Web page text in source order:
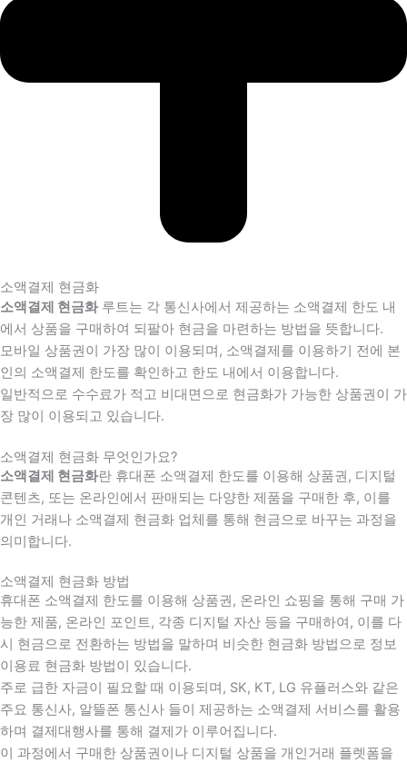
소액결제 현금화
소액결제 현금화루트는 각 통신사에서 제공하는 소액결제 한도 내
에서 상품을 구매하여 되팔아 현금을 마련하는 방법을 뜻합니다.
모바일 상품권이 가장 많이 이용되며, 소액결제를 이용하기 전에 본
인의 소액결제 한도를 확인하고 한도 내에서 이용합니다.
일반적으로 수수료가 적고 비대면으로 현금화가 가능한 상품권이 가
장 많이 이용되고 있습니다.
소액결제 현금화 무엇인가요?
소액결제 현금화란 휴대폰 소액결제 한도를 이용해 상품권, 디지털
콘텐츠, 또는 온라인에서 판매되는 다양한 제품을 구매한 후, 이를
개인 거래나 소액결제 현금화 업체를 통해 현금으로 바꾸는 과정을
의미합니다.
소액결제 현금화 방법
휴대폰 소액결제 한도를 이용해 상품권, 온라인 쇼핑을 통해 구매 가
능한 제품, 온라인 포인트, 각종 디지털 자산 등을 구매하여, 이를 다
시 현금으로 전환하는 방법을 말하며 비슷한 현금화 방법으로 정보
이용료 현금화 방법이 있습니다.
주로 급한 자금이 필요할 때 이용되며, SK, KT, LG 유플러스와 같은
주요 통신사, 알뜰폰 통신사 들이 제공하는 소액결제 서비스를 활용
하며 결제대행사를 통해 결제가 이루어집니다.
이 과정에서 구매한 상품권이나 디지털 상품을 개인거래 플렛폼을